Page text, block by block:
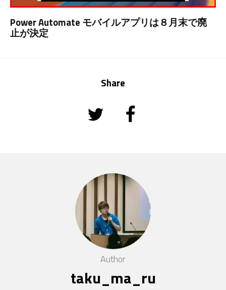
Power Automate モバイルアプリは８月末で廃
止が決定
Share
Author
taku_ma_ru